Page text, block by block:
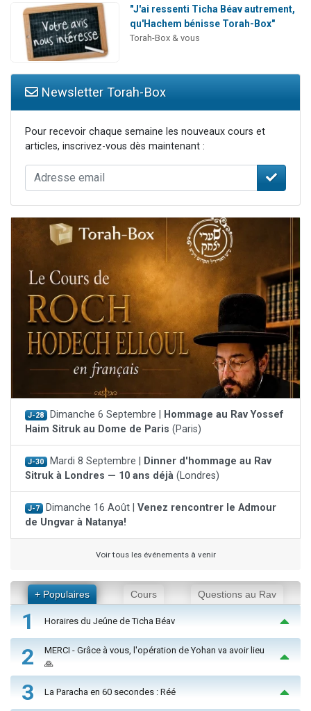
"J'ai ressenti Ticha Béav autrement,
qu'Hachem bénisse Torah-Box"
Torah-Box & vous
Newsletter Torah-Box
Pour recevoir chaque semaine les nouveaux cours et
articles, inscrivez-vous dès maintenant :
J-28 Dimanche 6 Septembre |
Hommage au Rav Yossef
Haim Sitruk au Dome de Paris (Paris)
J-30 Mardi 8 Septembre |
Dinner d'hommage au Rav
Sitruk à Londres — 10 ans déjà (Londres)
J-7 Dimanche 16 Août | Venez rencontrer le Admour
de Ungvar à Natanya!
Voir tous les événements à venir
+ Populaires Cours Questions au Rav
1 Horaires du Jeûne de Ticha Béav
2
MERCI - Grâce à vous, l'opération de Yohan va avoir lieu
🙏
3 La Paracha en 60 secondes : Réé